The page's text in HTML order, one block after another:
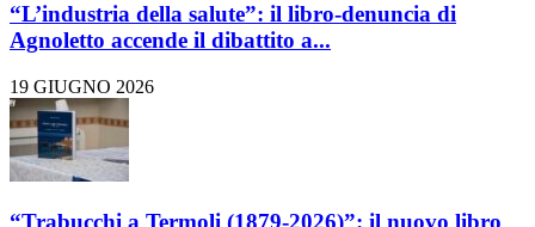
“L’industria della salute”: il libro-denuncia di
Agnoletto accende il dibattito a...
19 GIUGNO 2026
“Trabucchi a Termoli (1879-2026)”: il nuovo libro